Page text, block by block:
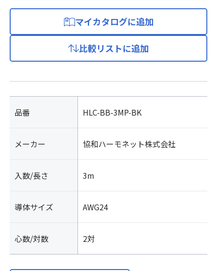
マイカタログに追加
比較リストに追加
品番 HLC-BB-3MP-BK
メーカー 協和ハーモネット株式会社
入数/長さ 3m
導体サイズ AWG24
心数/対数 2対